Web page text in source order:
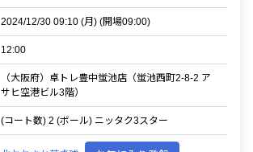
2024/12/30 09:10 (月) (開場09:00)
12:00
（大阪府）卓トレ豊中蛍池店（蛍池西町2-8-2 ア
サヒ空港ビル3階）
(コート数) 2 (ボール) ニッタク3スター